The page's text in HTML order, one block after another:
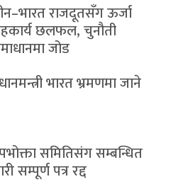
राजदूतसँग ऊर्जा
छलफल, चुनौती
जोड
भारत भ्रमणमा जाने
समितिसंग सम्बन्धित
सम्पूर्ण पत्र रद्द